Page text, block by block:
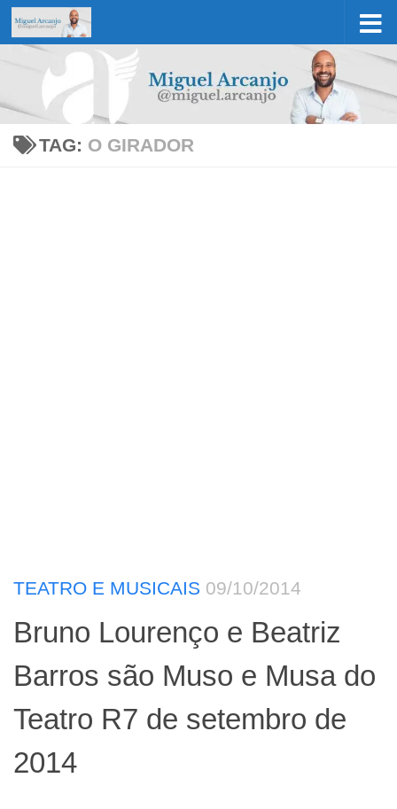
Skip to content
TAG: O GIRADOR
TEATRO E MUSICAIS 09/10/2014
Bruno Lourenço e Beatriz
Barros são Muso e Musa do
Teatro R7 de setembro de
2014